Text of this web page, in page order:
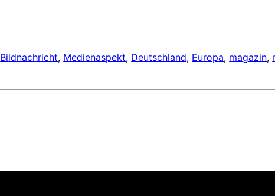
Bildnachricht, Medienaspekt, Deutschland, Europa, magazin,